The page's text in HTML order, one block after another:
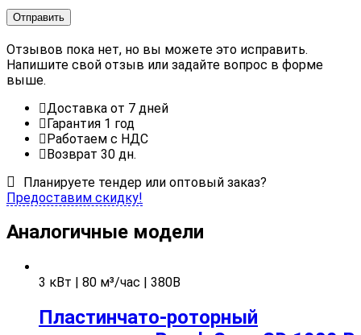
Отзывов пока нет, но вы можете это исправить.
Напишите свой отзыв или задайте вопрос в форме
выше.
Доставка от 7 дней
Гарантия 1 год
Работаем с НДС
Возврат 30 дн.
Планируете тендер или оптовый заказ?
Предоставим скидку!
Аналогичные модели
3 кВт | 80 м³/час | 380В
Пластинчато-роторный